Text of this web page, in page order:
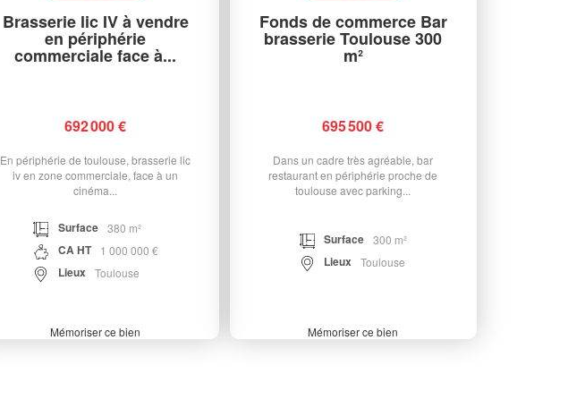
Brasserie lic IV à vendre
en périphérie
commerciale face à...
692 000 €
En périphérie de toulouse, brasserie lic
iv en zone commerciale, face à un
cinéma...
Surface 380 m²
CA HT 1 000 000 €
Lieux Toulouse
Mémoriser ce bien
Fonds de commerce Bar
brasserie Toulouse 300
m²
695 500 €
Dans un cadre très agréable, bar
restaurant en périphérie proche de
toulouse avec parking...
Surface 300 m²
Lieux Toulouse
Mémoriser ce bien